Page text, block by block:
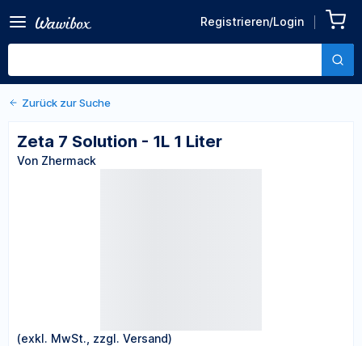
Registrieren/Login
Zurück zur Suche
Zeta 7 Solution - 1L 1 Liter
Von Zhermack
(exkl. MwSt., zzgl. Versand)